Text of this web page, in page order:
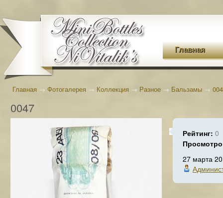
Главная
Главная → Фотогалерея → Коллекция → Разное → Бальзамы →
0047
Рейтинг: 0
27 марта